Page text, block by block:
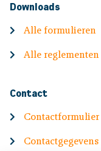
Downloads
Alle formulieren
Alle reglementen
Contact
Contactformulier
Contactgegevens